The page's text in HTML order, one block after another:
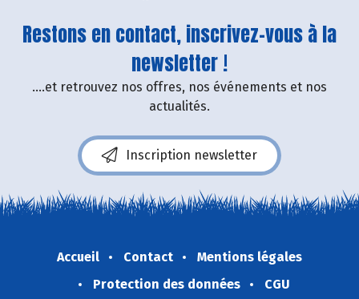
Restons en contact, inscrivez-vous à la
newsletter !
....et retrouvez nos offres, nos événements et nos
actualités.
Inscription newsletter
Accueil Contact
Mentions légales
Protection des données
CGU